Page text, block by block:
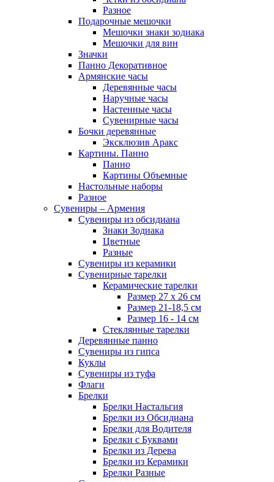
Разное
Подарочные мешочки
Мешочки знаки зодиака
Мешочки для вин
Значки
Панно Декоративное
Армянские часы
Деревянные часы
Наручные часы
Настенные часы
Сувенирные часы
Бочки деревянные
Эксклюзив Аракс
Картины. Панно
Панно
Картины Объемные
Настольные наборы
Разное
Сувениры – Армения
Сувениры из обсидиана
Знаки Зодиака
Цветные
Разные
Сувениры из керамики
Сувенирные тарелки
Керамические тарелки
Размер 27 х 26 см
Размер 21-18,5 см
Размер 16 - 14 см
Стеклянные тарелки
Деревянные панно
Сувениры из гипса
Куклы
Сувениры из туфа
Флаги
Брелки
Брелки Настальгия
Брелки из Обсидиана
Брелки для Водителя
Брелки с Буквами
Брелки из Дерева
Брелки из Керамики
Брелки Разные